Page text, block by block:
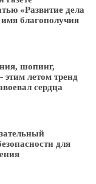
«Развитие дела
благополучия
шопинг,
этим летом тренд
сердца
для